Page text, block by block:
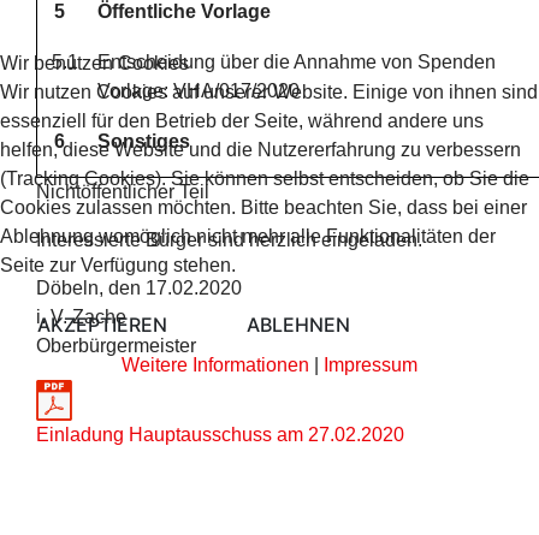
5 Öffentliche Vorlage
5.1 Entscheidung über die Annahme von Spenden
Vorlage: VHA/017/2020
6 Sonstiges
Nichtöffentlicher Teil
Interessierte Bürger sind herzlich eingeladen.
Döbeln, den 17.02.2020
i. V. Zache
Oberbürgermeister
Einladung Hauptausschuss am 27.02.2020
Wir benutzen Cookies
Wir nutzen Cookies auf unserer Website. Einige von ihnen sind
essenziell für den Betrieb der Seite, während andere uns
helfen, diese Website und die Nutzererfahrung zu verbessern
(Tracking Cookies). Sie können selbst entscheiden, ob Sie die
Cookies zulassen möchten. Bitte beachten Sie, dass bei einer
Ablehnung womöglich nicht mehr alle Funktionalitäten der
Seite zur Verfügung stehen.
AKZEPTIEREN ABLEHNEN
Weitere Informationen Impressum